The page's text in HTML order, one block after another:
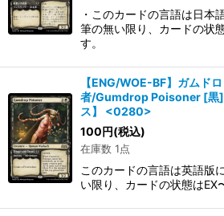
・このカードの言語は日本
筆の無い限り、カードの状
す。
【ENG/WOE-BF】ガムド
者/Gumdrop Poisoner [黒]
ス】 <0280>
100円(税込)
在庫数 1点
このカードの言語は英語版
い限り、カードの状態はEX